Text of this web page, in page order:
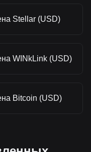
Stellar (USD)
WINkLink (USD)
Bitcoin (USD)